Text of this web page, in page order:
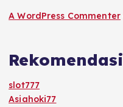
A WordPress Commenter
Rekomendasi
slot777
Asiahoki77